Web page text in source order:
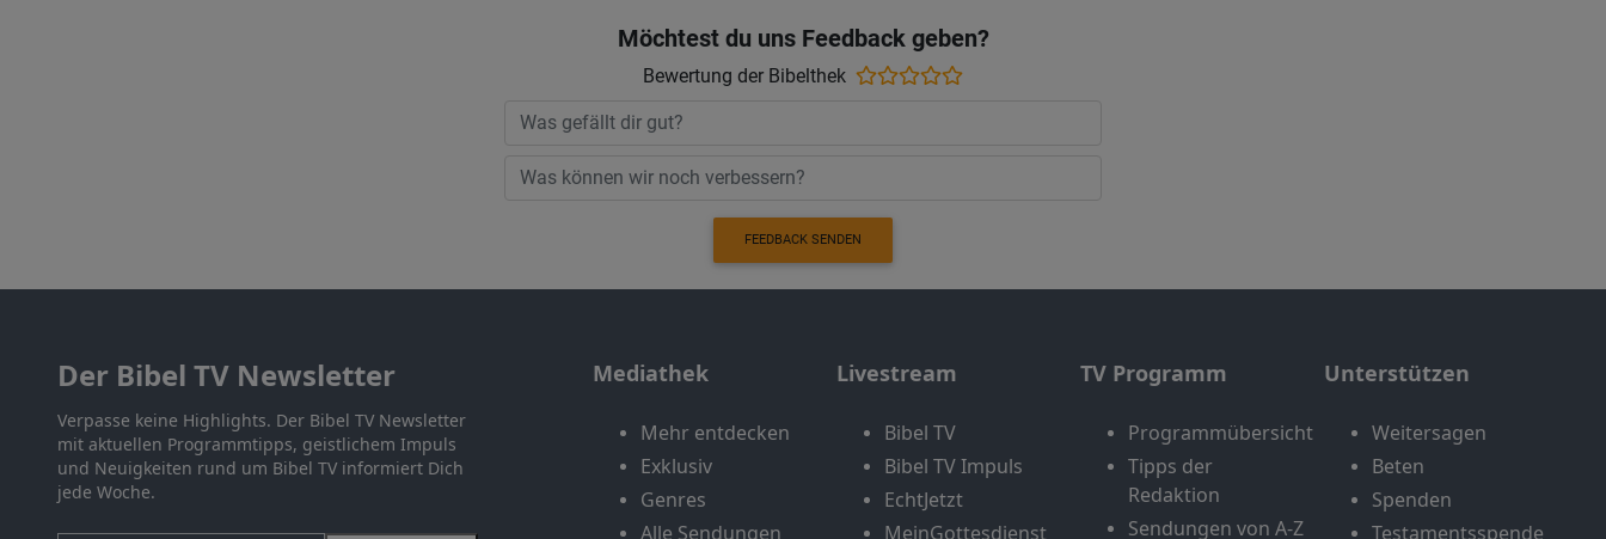
Möchtest du uns Feedback geben?
Bewertung der Bibelthek
FEEDBACK SENDEN
Der Bibel TV Newsletter
Verpasse keine Highlights. Der Bibel TV Newsletter
mit aktuellen Programmtipps, geistlichem Impuls
und Neuigkeiten rund um Bibel TV informiert Dich
jede Woche.
Mediathek
Mehr entdecken
Exklusiv
Genres
Alle Sendungen
Livestream
Bibel TV
Bibel TV Impuls
EchtJetzt
MeinGottesdienst
TV Programm
Programmübersicht
Tipps der
Redaktion
Sendungen von A-Z
Unterstützen
Weitersagen
Beten
Spenden
Testamentsspende